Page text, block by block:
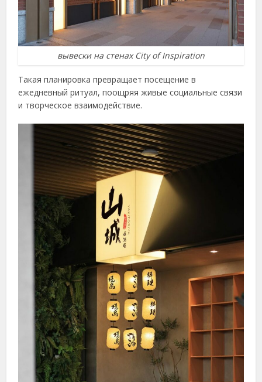
вывески на стенах City of Inspiration
Такая планировка превращает посещение в
ежедневный ритуал, поощряя живые социальные связи
и творческое взаимодействие.